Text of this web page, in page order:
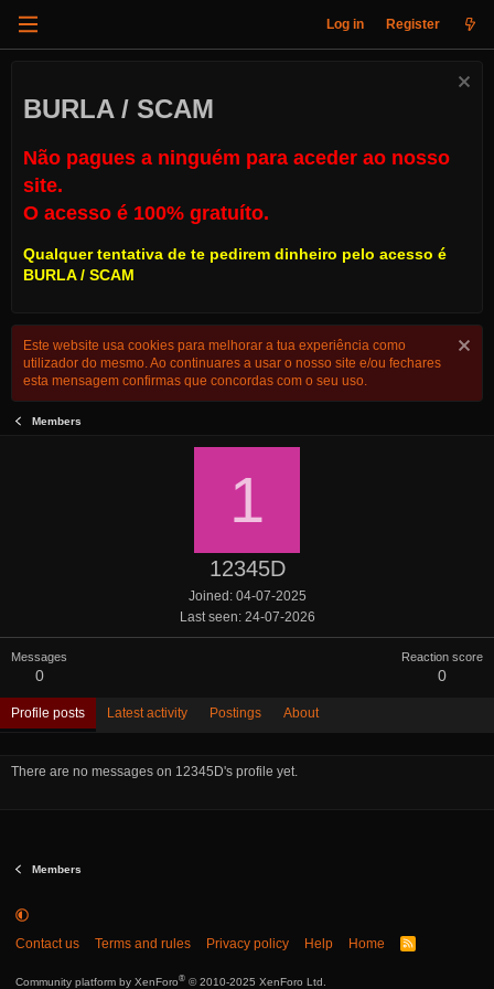
Log in Register
BURLA / SCAM
Não pagues a ninguém para aceder ao nosso
site.
O acesso é 100% gratuíto.
Qualquer tentativa de te pedirem dinheiro pelo acesso é
BURLA / SCAM
Este website usa cookies para melhorar a tua experiência como
utilizador do mesmo. Ao continuares a usar o nosso site e/ou fechares
esta mensagem confirmas que concordas com o seu uso.
Members
1
12345D
Joined 04-07-2025
Last seen 24-07-2026
Messages
0
Reaction score
0
Profile posts Latest activity Postings About
There are no messages on 12345D's profile yet.
Members
Contact us Terms and rules Privacy policy Help Home
R
Community platform by XenForo® © 2010-2025 XenForo Ltd.